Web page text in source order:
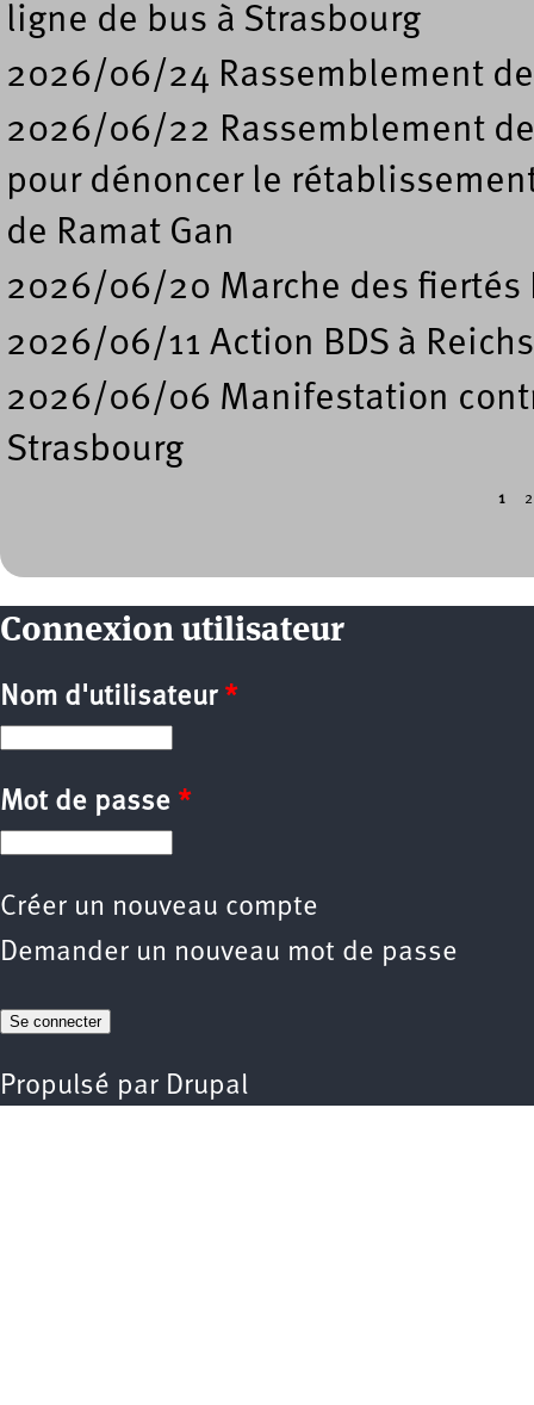
ligne de bus à Strasbourg
2026/06/24 Rassemblement
2026/06/22 Rassemblement
pour dénoncer le
de Ramat Gan
2026/06/20 Marche des fiertés
2026/06/11 Action BDS à
2026/06/06 Manifestation
Strasbourg
1 2
Connexion utilisateur
Nom d'utilisateur *
Mot de passe *
Créer un nouveau compte
Demander un nouveau mot de passe
Propulsé par Drupal